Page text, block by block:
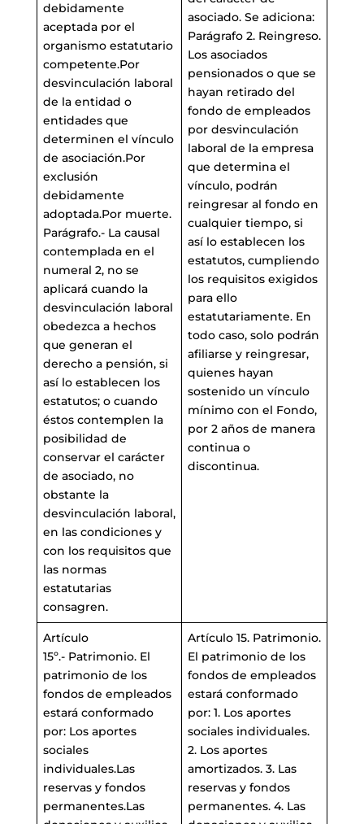
debidamente
aceptada por el
organismo estatutario
competente.Por
desvinculación laboral
de la entidad o
entidades que
determinen el vínculo
de asociación.Por
exclusión
debidamente
adoptada.Por muerte.
Parágrafo.- La causal
contemplada en el
numeral 2, no se
aplicará cuando la
desvinculación laboral
obedezca a hechos
que generan el
derecho a pensión, si
así lo establecen los
estatutos; o cuando
éstos contemplen la
posibilidad de
conservar el carácter
de asociado, no
obstante la
desvinculación laboral,
en las condiciones y
con los requisitos que
las normas
estatutarias
consagren.
asociado. Se adiciona:
Parágrafo 2. Reingreso.
Los asociados
pensionados o que se
hayan retirado del
fondo de empleados
por desvinculación
laboral de la empresa
que determina el
vínculo, podrán
reingresar al fondo en
cualquier tiempo, si
así lo establecen los
estatutos, cumpliendo
los requisitos exigidos
para ello
estatutariamente. En
todo caso, solo podrán
afiliarse y reingresar,
quienes hayan
sostenido un vínculo
mínimo con el Fondo,
por 2 años de manera
continua o
discontinua.
Artículo
15º.- Patrimonio. El
patrimonio de los
fondos de empleados
estará conformado
por: Los aportes
sociales
individuales.Las
reservas y fondos
permanentes.Las
Artículo 15. Patrimonio.
El patrimonio de los
fondos de empleados
estará conformado
por: 1. Los aportes
sociales individuales.
2. Los aportes
amortizados. 3. Las
reservas y fondos
permanentes. 4. Las